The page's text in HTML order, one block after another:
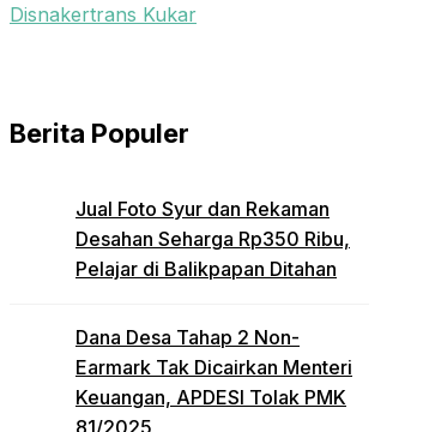
Disnakertrans Kukar
Berita Populer
Jual Foto Syur dan Rekaman
Desahan Seharga Rp350 Ribu,
Pelajar di Balikpapan Ditahan
Dana Desa Tahap 2 Non-
Earmark Tak Dicairkan Menteri
Keuangan, APDESI Tolak PMK
81/2025